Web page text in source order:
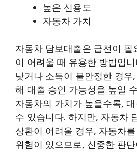
높은 신용도
자동차 가치
자동차 담보대출은 급전이 필
이 어려울 때 유용한 방법입
낮거나 소득이 불안정한 경우
해 대출 승인 가능성을 높일
자동차의 가치가 높을수록,
수 있습니다. 하지만, 자동차
상환이 어려울 경우, 자동차
위험이 있으므로, 신중한 판